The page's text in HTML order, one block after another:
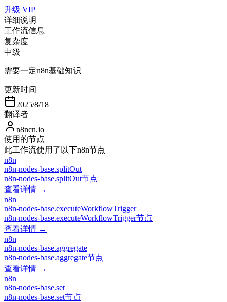
升级 VIP
详细说明
工作流信息
复杂度
中级
需要一定n8n基础知识
更新时间
2025/8/18
翻译者
n8ncn.io
使用的节点
此工作流使用了以下n8n节点
n8n
n8n-nodes-base.splitOut
n8n-nodes-base.splitOut节点
查看详情 →
n8n
n8n-nodes-base.executeWorkflowTrigger
n8n-nodes-base.executeWorkflowTrigger节点
查看详情 →
n8n
n8n-nodes-base.aggregate
n8n-nodes-base.aggregate节点
查看详情 →
n8n
n8n-nodes-base.set
n8n-nodes-base.set节点